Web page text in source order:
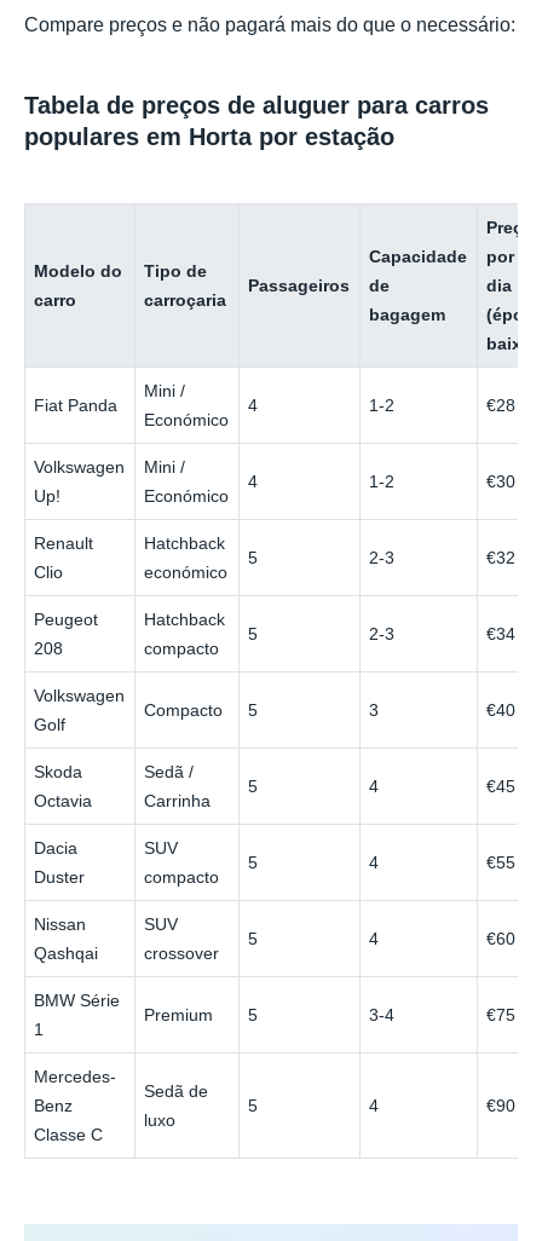
Compare preços e não pagará mais do que o necessário:
Tabela de preços de aluguer para carros
populares em Horta por estação
Modelo do
carro
Tipo de
carroçaria
Passageiros
Capacidade
de
bagagem
Preço
por
dia
baixa)
Fiat Panda
Mini /
Económico
4 1-2 €28
Volkswagen
Up!
Mini /
Económico
4 1-2 €30
Renault
Clio
Hatchback
económico
5 2-3 €32
Peugeot
208
Hatchback
compacto
5 2-3 €34
Volkswagen
Golf
Compacto 5 3 €40
Skoda
Octavia
Sedã /
Carrinha
5 4 €45
Dacia
Duster
SUV
compacto
5 4 €55
Nissan
Qashqai
SUV
crossover
5 4 €60
BMW Série
1
Premium 5 3-4 €75
Mercedes-
Benz
Classe C
Sedã de
luxo
5 4 €90